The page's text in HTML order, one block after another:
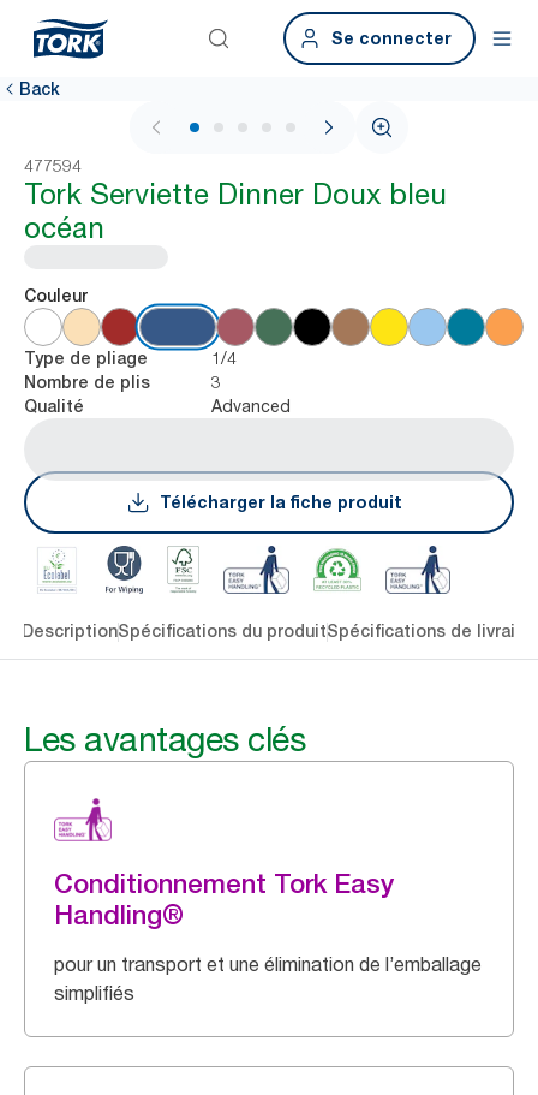
Se connecter
Back
1 / 6
477594
Tork Serviette Dinner Doux bleu
océan
Couleur
Type de pliage 1/4
Nombre de plis 3
Qualité Advanced
Télécharger la fiche produit
DescriptionSpécifications du produitSpécifications de
Les avantages clés
Conditionnement Tork Easy
Handling®
pour un transport et une élimination de l’emballage
simplifiés